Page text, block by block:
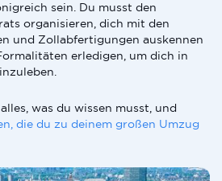
sein. Du musst den
organisieren, dich mit den
und Zollabfertigungen auskennen
erledigen, um dich in
was du wissen musst, und
die du zu deinem großen Umzug